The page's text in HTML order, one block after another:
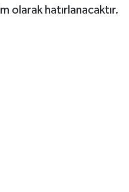
olarak hatırlanacaktır.